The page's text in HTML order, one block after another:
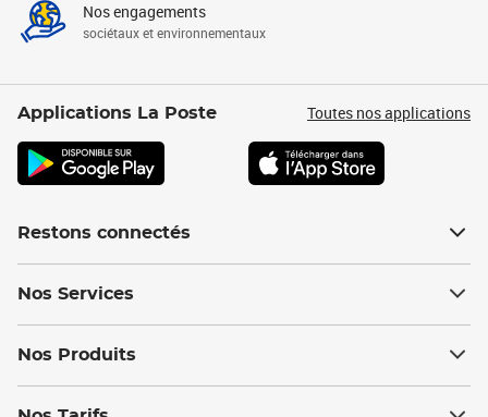
Nos engagements
sociétaux et environnementaux
Applications La Poste Toutes nos applications
Restons connectés
Nos Services
Nos Produits